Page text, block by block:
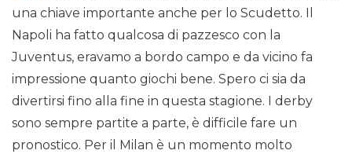
una chiave importante anche per lo Scudetto. Il
Napoli ha fatto qualcosa di pazzesco con la
Juventus, eravamo a bordo campo e da vicino fa
impressione quanto giochi bene. Spero ci sia da
divertirsi fino alla fine in questa stagione. I derby
sono sempre partite a parte, è difficile fare un
pronostico. Per il Milan è un momento molto